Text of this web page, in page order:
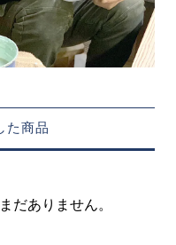
た商品
だありません。